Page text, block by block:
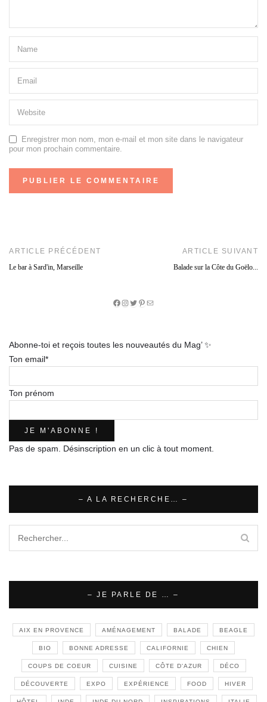
Enregistrer mon nom, mon e-mail et mon site dans le navigateur
pour mon prochain commentaire.
ARTICLE PRÉCÉDENT
Le bar à Sard'in, Marseille
ARTICLE SUIVANT
Balade sur la Côte du Goëlo...
Facebook
Instagram
Twitter
Pinterest
E-
Abonne-toi et reçois toutes les nouveautés du Mag’ ✨
Ton email*
Ton prénom
Pas de spam. Désinscription en un clic à tout moment.
– A LA RECHERCHE… –
– JE PARLE DE … –
AIX EN PROVENCE AMÉNAGEMENT BALADE BEAGLE
BIO BONNE ADRESSE CALIFORNIE CHIEN
COUPS DE COEUR CUISINE CÔTE D'AZUR DÉCO
DÉCOUVERTE EXPO EXPÉRIENCE FOOD HIVER